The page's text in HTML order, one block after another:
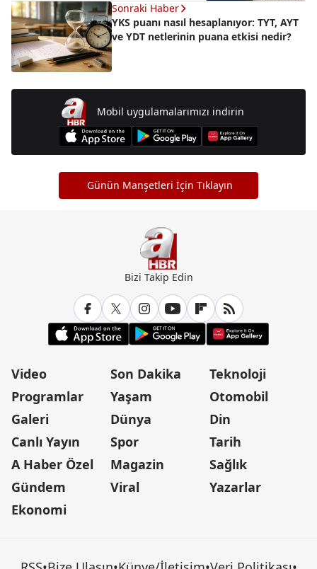
Sonraki Haber
YKS puanı nasıl hesaplanıyor: TYT, AYT
ve YDT netlerinin puana etkisi nedir?
Mobil uygulamalarımızı indirin
Günün Manşetleri İçin Tıklayın
Bizi Takip Edin
Video
Programlar
Galeri
Canlı Yayın
A Haber Özel
Gündem
Ekonomi
Son Dakika
Yaşam
Dünya
Spor
Magazin
Viral
Teknoloji
Otomobil
Din
Tarih
Sağlık
Yazarlar